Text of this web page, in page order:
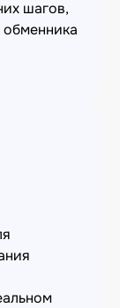
шагов,
обменника